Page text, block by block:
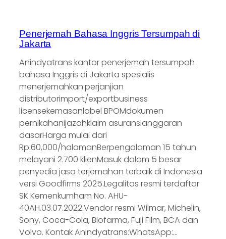
Penerjemah Bahasa Inggris Tersumpah di
Jakarta
Anindyatrans kantor penerjemah tersumpah
bahasa Inggris di Jakarta spesialis
menerjemahkan:perjanjian
distributorimport/exportbusiness
licensekemasanlabel BPOMdokumen
pernikahanijazahklaim asuransianggaran
dasarHarga mulai dari
Rp.60,000/halamanBerpengalaman 15 tahun
melayani 2.700 klienMasuk dalam 5 besar
penyedia jasa terjemahan terbaik di Indonesia
versi Goodfirms 2025.Legalitas resmi terdaftar
SK Kemenkumham No. AHU-
40AH.03.07.2022.Vendor resmi Wilmar, Michelin,
Sony, Coca-Cola, Biofarma, Fuji Film, BCA dan
Volvo. Kontak Anindyatrans:WhatsApp:…